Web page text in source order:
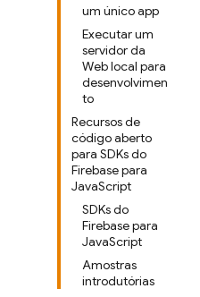
um único app
Executar um
servidor da
Web local para
desenvolvimen
to
Recursos de
código aberto
para SDKs do
Firebase para
JavaScript
SDKs do
Firebase para
JavaScript
Amostras
introdutórias